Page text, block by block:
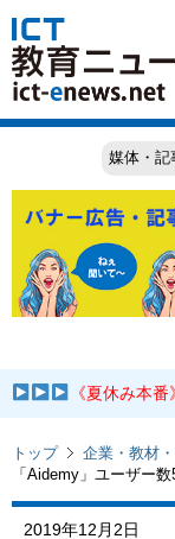
媒体・記
《夏休み本番
トップ 企業・教材
「Aidemy」ユーザー
2019年12月2日